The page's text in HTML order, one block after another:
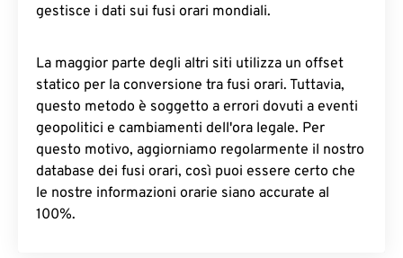
gestisce i dati sui fusi orari mondiali.
La maggior parte degli altri siti utilizza un offset
statico per la conversione tra fusi orari. Tuttavia,
questo metodo è soggetto a errori dovuti a eventi
geopolitici e cambiamenti dell'ora legale. Per
questo motivo, aggiorniamo regolarmente il nostro
database dei fusi orari, così puoi essere certo che
le nostre informazioni orarie siano accurate al
100%.